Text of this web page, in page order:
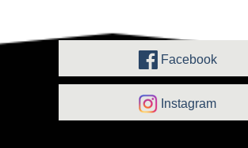
Facebook
Instagram